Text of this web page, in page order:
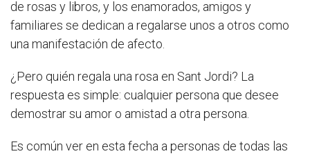
de rosas y libros, y los enamorados, amigos y
familiares se dedican a regalarse unos a otros como
una manifestación de afecto.
¿Pero quién regala una rosa en Sant Jordi? La
respuesta es simple: cualquier persona que desee
demostrar su amor o amistad a otra persona.
Es común ver en esta fecha a personas de todas las